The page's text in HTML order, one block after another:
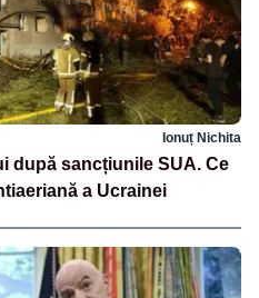
Ionuț Nichita
după sancțiunile SUA. Ce
a Ucrainei